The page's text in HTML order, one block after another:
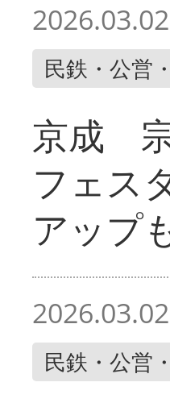
2026.03.02
民鉄・公営
京成
フェス
アップ
2026.03.02
民鉄・公営